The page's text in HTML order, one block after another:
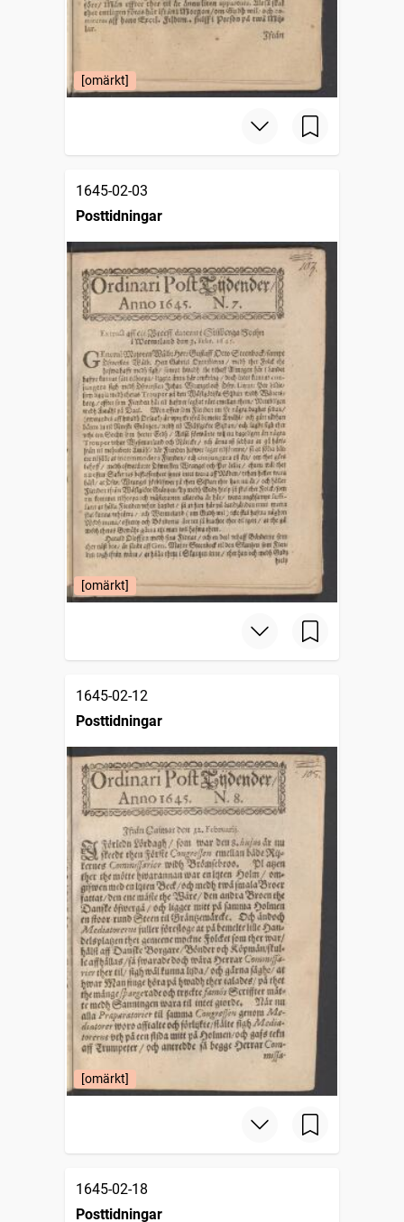
[omärkt]
1645-02-03
Posttidningar
[omärkt]
1645-02-12
Posttidningar
[omärkt]
1645-02-18
Posttidningar